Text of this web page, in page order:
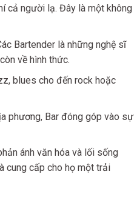
cả người lạ. Đây là một không
Bartender là những nghệ sĩ
về hình thức.
blues cho đến rock hoặc
phương, Bar đóng góp vào sự
ánh văn hóa và lối sống
cung cấp cho họ một trải